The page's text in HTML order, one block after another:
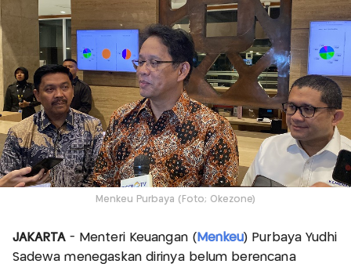
Menkeu Purbaya (Foto; Okezone)
JAKARTA- Menteri Keuangan ( Menkeu) Purbaya Yudhi
Sadewa menegaskan dirinya belum berencana